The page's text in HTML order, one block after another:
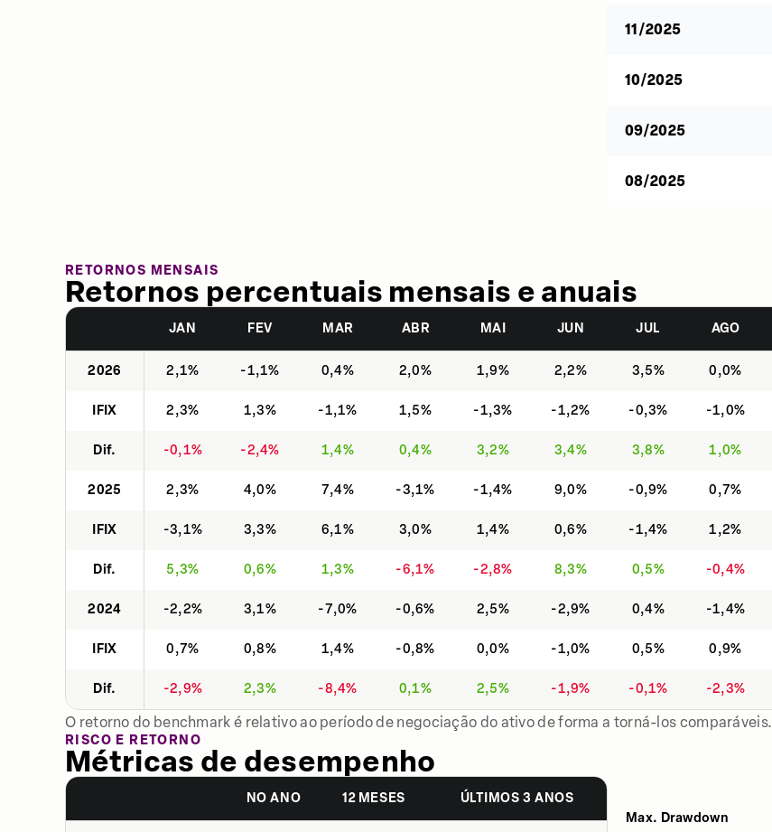
11/2025
10/2025
09/2025
08/2025
RETORNOS MENSAIS
Retornos percentuais mensais e anuais
JAN FEV MAR ABR MAI JUN JUL AGO
2026 2,1% -1,1% 0,4% 2,0% 1,9% 2,2% 3,5% 0,0%
IFIX 2,3% 1,3% -1,1% 1,5% -1,3% -1,2% -0,3% -1,0%
Dif. -0,1% -2,4% 1,4% 0,4% 3,2% 3,4% 3,8% 1,0%
2025 2,3% 4,0% 7,4% -3,1% -1,4% 9,0% -0,9% 0,7%
IFIX -3,1% 3,3% 6,1% 3,0% 1,4% 0,6% -1,4% 1,2%
Dif. 5,3% 0,6% 1,3% -6,1% -2,8% 8,3% 0,5% -0,4%
2024 -2,2% 3,1% -7,0% -0,6% 2,5% -2,9% 0,4% -1,4%
IFIX 0,7% 0,8% 1,4% -0,8% 0,0% -1,0% 0,5% 0,9%
Dif. -2,9% 2,3% -8,4% 0,1% 2,5% -1,9% -0,1% -2,3%
O retorno do benchmark é relativo ao período de negociação do ativo de forma a torná-los comparáveis.
RISCO E RETORNO
Métricas de desempenho
NO ANO 12 MESES ÚLTIMOS 3 ANOS
Max. Drawdown